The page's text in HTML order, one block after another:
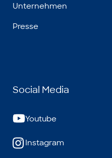
Unternehmen
Presse
Social Media
Youtube
Instagram